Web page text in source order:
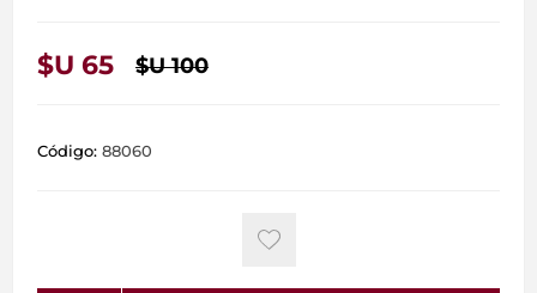
$U 65 $U 100
Código: 88060